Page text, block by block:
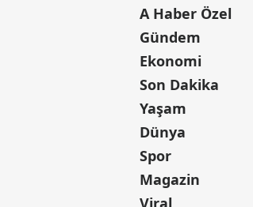
A Haber Özel
Gündem
Ekonomi
Son Dakika
Yaşam
Dünya
Spor
Magazin
Viral